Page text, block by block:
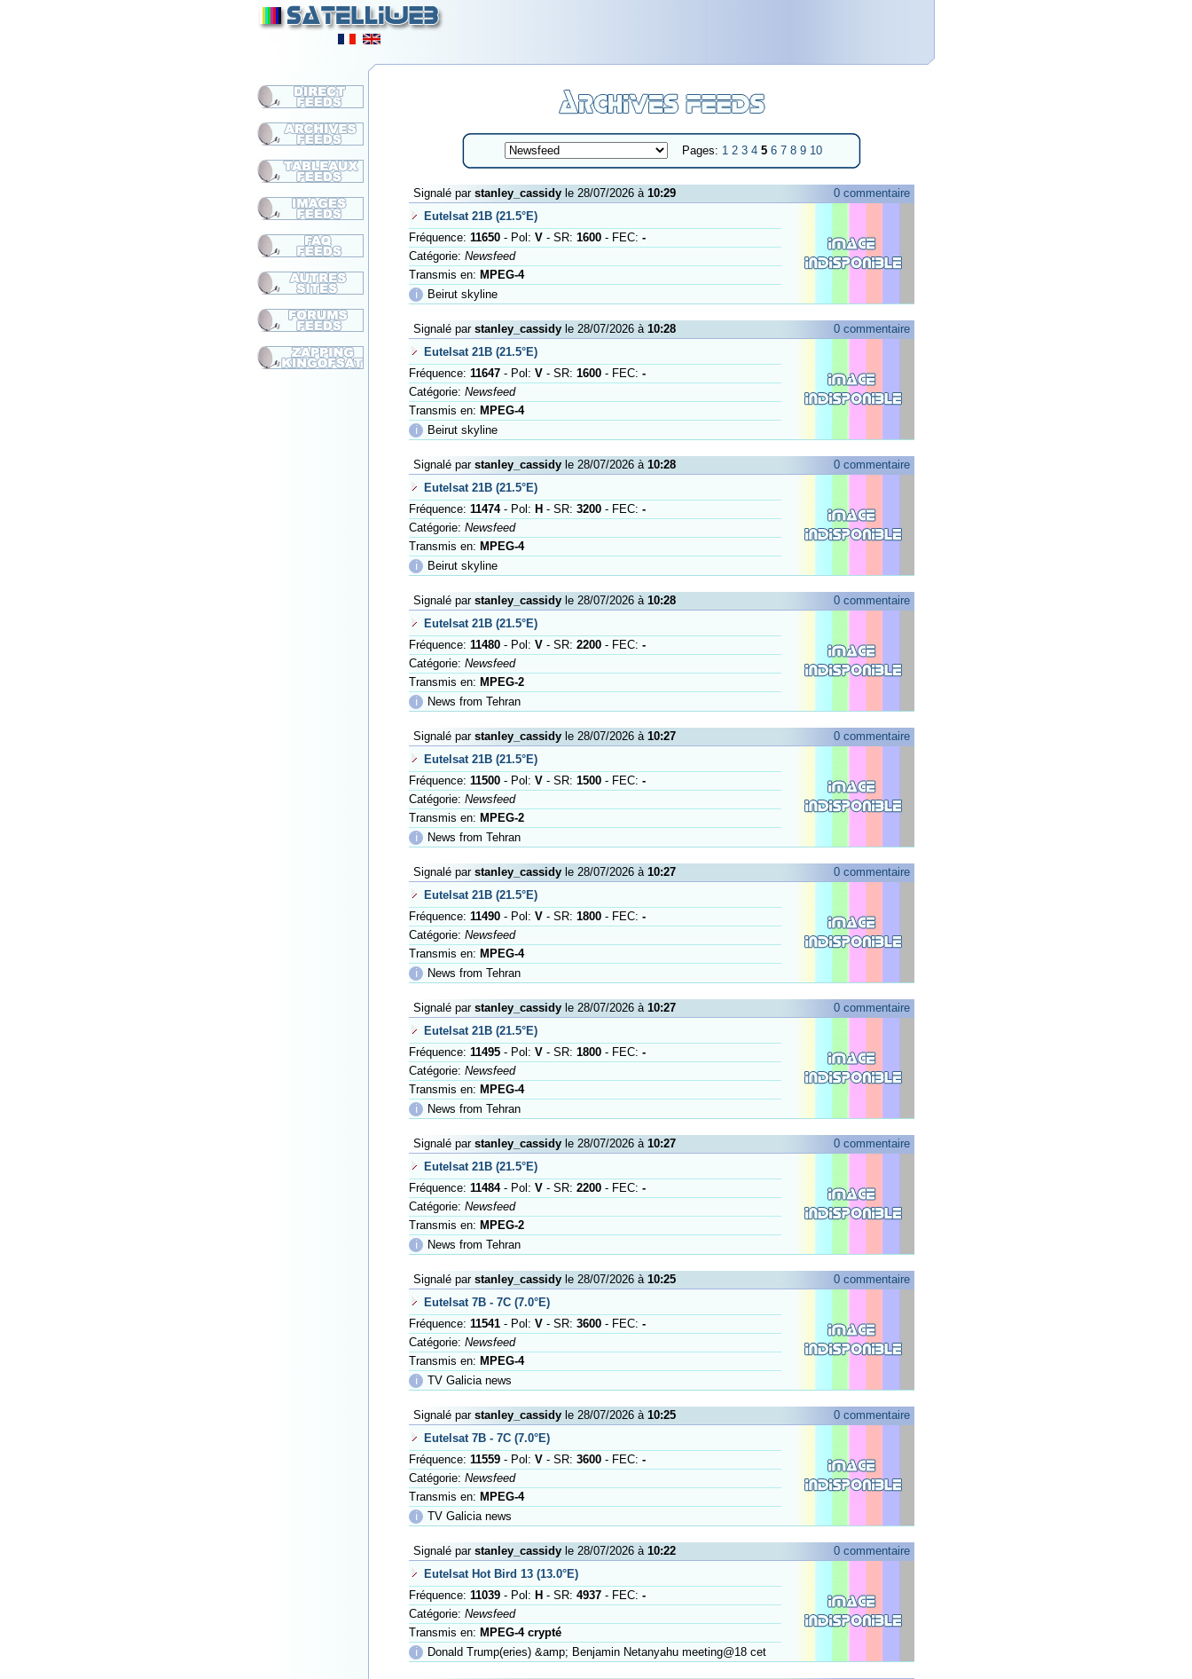
Pages: 1 2 3 4 5 6 7 8 9 10
Signalé par stanley_cassidy le 28/07/2026 à 10:29
0 commentaire
Eutelsat 21B (21.5°E)
Fréquence: 11650 - Pol: V - SR: 1600 - FEC: -
Catégorie: Newsfeed
Transmis en: MPEG-4
ℹ
Beirut skyline
Signalé par stanley_cassidy le 28/07/2026 à 10:28
0 commentaire
Eutelsat 21B (21.5°E)
Fréquence: 11647 - Pol: V - SR: 1600 - FEC: -
Catégorie: Newsfeed
Transmis en: MPEG-4
ℹ
Beirut skyline
Signalé par stanley_cassidy le 28/07/2026 à 10:28
0 commentaire
Eutelsat 21B (21.5°E)
Fréquence: 11474- Pol: H - SR: 3200 - FEC: -
Catégorie: Newsfeed
Transmis en: MPEG-4
ℹ
Beirut skyline
Signalé par stanley_cassidy le 28/07/2026 à 10:28
0 commentaire
Eutelsat 21B (21.5°E)
Fréquence: 11480 - Pol: V - SR: 2200 - FEC: -
Catégorie: Newsfeed
Transmis en: MPEG-2
ℹ
News from Tehran
Signalé par stanley_cassidy le 28/07/2026 à 10:27
0 commentaire
Eutelsat 21B (21.5°E)
Fréquence: 11500 - Pol: V - SR: 1500 - FEC: -
Catégorie: Newsfeed
Transmis en: MPEG-2
ℹ
News from Tehran
Signalé par stanley_cassidy le 28/07/2026 à 10:27
0 commentaire
Eutelsat 21B (21.5°E)
Fréquence: 11490 - Pol: V - SR: 1800 - FEC: -
Catégorie: Newsfeed
Transmis en: MPEG-4
ℹ
News from Tehran
Signalé par stanley_cassidy le 28/07/2026 à 10:27
0 commentaire
Eutelsat 21B (21.5°E)
Fréquence: 11495 - Pol: V - SR: 1800 - FEC: -
Catégorie: Newsfeed
Transmis en: MPEG-4
ℹ
News from Tehran
Signalé par stanley_cassidy le 28/07/2026 à 10:27
0 commentaire
Eutelsat 21B (21.5°E)
Fréquence: 11484- Pol: V - SR: 2200 - FEC: -
Catégorie: Newsfeed
Transmis en: MPEG-2
ℹ
News from Tehran
Signalé par stanley_cassidy le 28/07/2026 à 10:25
0 commentaire
Eutelsat 7B - 7C (7.0°E)
Fréquence: 11541 - Pol: V - SR: 3600 - FEC: -
Catégorie: Newsfeed
Transmis en: MPEG-4
ℹ
TV Galicia news
Signalé par stanley_cassidy le 28/07/2026 à 10:25
0 commentaire
Eutelsat 7B - 7C (7.0°E)
Fréquence: 11559 - Pol: V - SR: 3600 - FEC: -
Catégorie: Newsfeed
Transmis en: MPEG-4
ℹ
TV Galicia news
Signalé par stanley_cassidy le 28/07/2026 à 10:22
0 commentaire
Eutelsat Hot Bird 13 (13.0°E)
Fréquence: 11039 - Pol: H - SR: 4937 - FEC: -
Catégorie: Newsfeed
Transmis en: MPEG-4 crypté
ℹ
Donald Trump(eries) &amp; Benjamin Netanyahu meeting@18 cet